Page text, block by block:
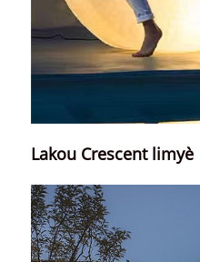
Lakou Crescent limyè